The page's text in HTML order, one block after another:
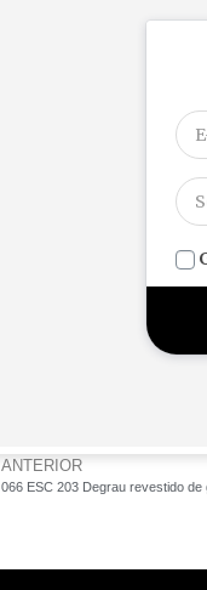
ANTERIOR
066 ESC 203 Degrau revestido de